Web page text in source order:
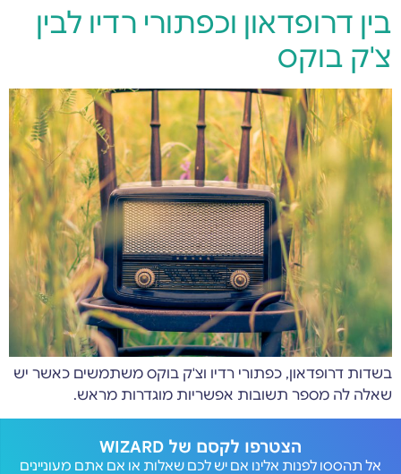
בין דרופדאון וכפתורי רדיו לבין
צ'ק בוקס
בשדות דרופדאון, כפתורי רדיו וצ'ק בוקס משתמשים כאשר יש
שאלה לה מספר תשובות אפשריות מוגדרות מראש.
הצטרפו לקסם של WIZARD
אל תהססו לפנות אלינו אם יש לכם שאלות או אם אתם מעוניינים